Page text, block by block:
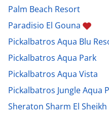
Palm Beach Resort
Paradisio El Gouna
Pickalbatros Aqua Blu
Pickalbatros Aqua Park
Pickalbatros Aqua Vista
Pickalbatros Jungle Aqua
Sheraton Sharm El Sheikh